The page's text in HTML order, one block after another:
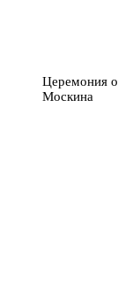
Церемония
Москина